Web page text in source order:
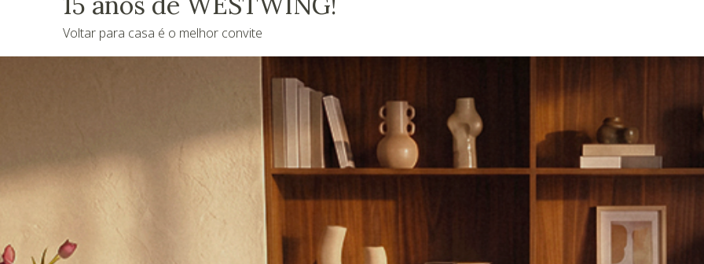
Voltar para casa é o melhor convite